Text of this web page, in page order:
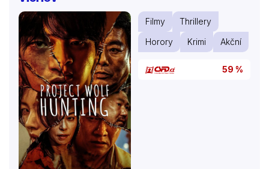
Filmy
Thrillery
Horory
Krimi Akční
59 %